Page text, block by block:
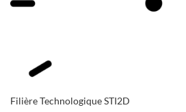
Filière Technologique STI2D